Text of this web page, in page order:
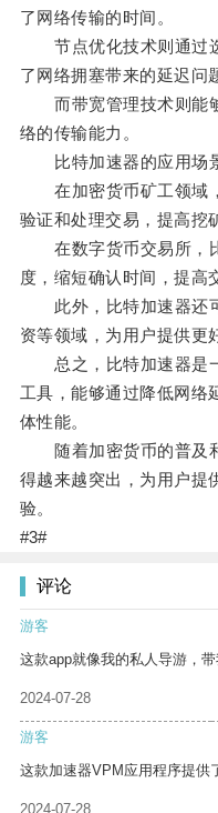
了网络传输的时间。
节点优化技术则通过
了网络拥塞带来的延迟问
而带宽管理技术则能够
络的传输能力。
比特加速器的应用场景
在加密货币矿工领域
验证和处理交易，提高挖
在数字货币交易所，比
度，缩短确认时间，提高
此外，比特加速器还
资等领域，为用户提供更
总之，比特加速器是
工具，能够通过降低网络
体性能。
随着加密货币的普及
得越来越突出，为用户提
验。
#3#
评论
游客
这款app就像我的私人导游，带
2024-07-28
游客
这款加速器VPM应用程序提供
2024-07-28